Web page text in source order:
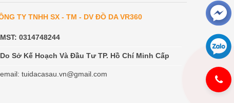
TY TNHH SX - TM - DV ĐỒ DA VR360
MST: 0314748244
Do Sở Kế Hoạch Và Đầu Tư TP. Hồ Chí Minh Cấp
email: tuidacasau.vn@gmail.com